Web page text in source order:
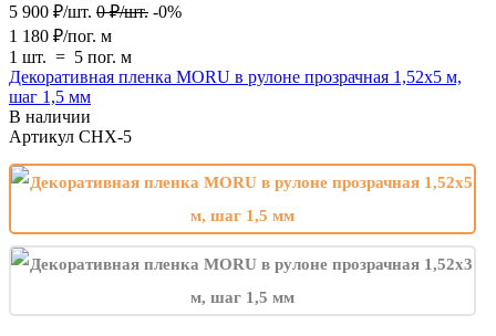
5 900 ₽/шт. 0 ₽/шт. -0%
1 180 ₽/пог. м
1 шт. = 5 пог. м
Декоративная пленка MORU в рулоне прозрачная 1,52х5 м,
шаг 1,5 мм
В наличии
Артикул CHX-5